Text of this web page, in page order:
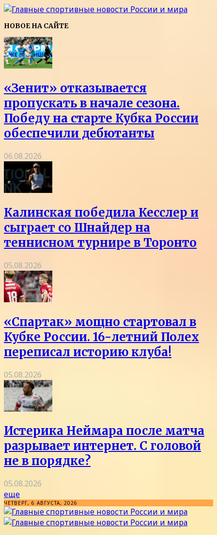
НОВОЕ НА САЙТЕ
«Зенит» отказывается
пропускать в начале сезона.
Победу на старте Кубка России
обеспечили дебютанты
06.08.2026
Калинская победила Кесслер и
сыграет со Шнайдер на
теннисном турнире в Торонто
05.08.2026
«Спартак» мощно стартовал в
Кубке России. 16-летний Полех
переписал историю клуба!
05.08.2026
Истерика Неймара после матча
разрывает интернет. С головой
не в порядке?
05.08.2026
еще
ЧЕТВЕРГ, 6 АВГУСТА, 2026